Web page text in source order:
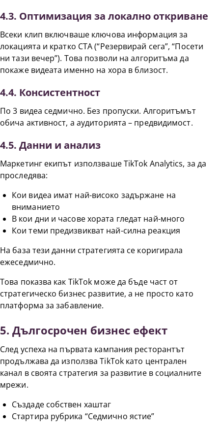
4.3. Оптимизация за локално откриване
Всеки клип включваше ключова информация за
локацията и кратко CTA (“Резервирай сега”, “Посети
ни тази вечер”). Това позволи на алгоритъма да
покаже видеата именно на хора в близост.
4.4. Консистентност
По 3 видеа седмично. Без пропуски. Алгоритъмът
обича активност, а аудиторията – предвидимост.
4.5. Данни и анализ
Маркетинг екипът използваше TikTok Analytics, за да
проследява:
Кои видеа имат най-високо задържане на
вниманието
В кои дни и часове хората гледат най-много
Кои теми предизвикват най-силна реакция
На база тези данни стратегията се коригирала
ежеседмично.
Това показва как TikTok може да бъде част от
стратегическо бизнес развитие, а не просто като
платформа за забавление.
5. Дългосрочен бизнес ефект
След успеха на първата кампания ресторантът
продължава да използва TikTok като централен
канал в своята стратегия за развитие в социалните
мрежи.
Създаде собствен хаштаг
Стартира рубрика “Седмично ястие”